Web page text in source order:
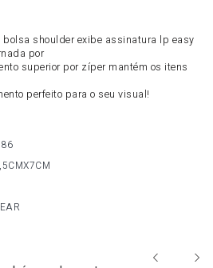
shoulder exibe assinatura lp easy
por
superior por zíper mantém os itens
perfeito para o seu visual!